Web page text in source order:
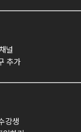
널
추가
강생